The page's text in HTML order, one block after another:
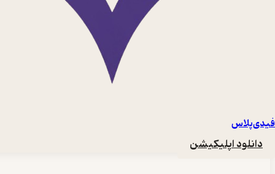
فیدی‌پلاس
دانلود اپلیکیشن
۳۰ شهریور ۱۴۰۳
۱۴:۵۴ تایم مطالعه